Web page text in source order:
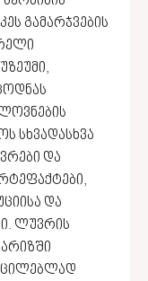
გამარჯვების
სხვადასხვა
და
და
ლუვრის